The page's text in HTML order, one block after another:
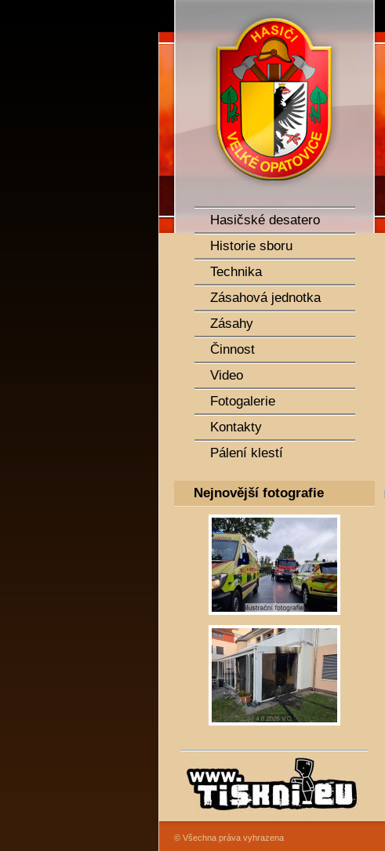
SDH Velké Opatovice
Hasičské desatero
Historie sboru
Technika
Zásahová jednotka
Zásahy
Činnost
Video
Fotogalerie
Kontakty
Pálení klestí
Nejnovější fotografie
© Všechna práva vyhrazena